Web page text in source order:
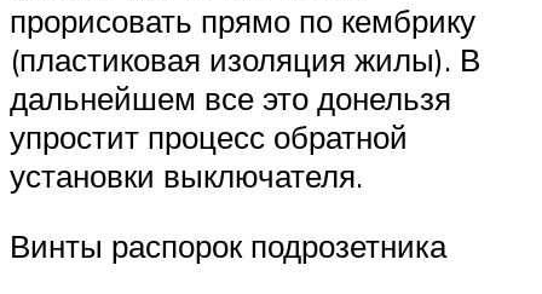
прорисовать прямо по кембрику
(пластиковая изоляция жилы). В
дальнейшем все это донельзя
упростит процесс обратной
установки выключателя.
Винты распорок подрозетника